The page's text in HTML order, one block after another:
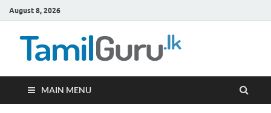
August 8, 2026
MAIN MENU